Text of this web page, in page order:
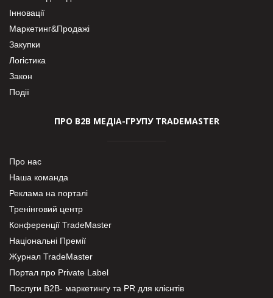
Інновації
Маркетинг&Продажі
Закупки
Логістика
Закон
Події
ПРО В2В МЕДІА-ГРУПУ TRADEMASTER
Про нас
Наша команда
Реклама на порталі
Тренінговий центр
Конференції TradeMaster
Національні Премії
Журнал TradeMaster
Портал про Private Label
Послуги В2В- маркетингу та PR для клієнтів